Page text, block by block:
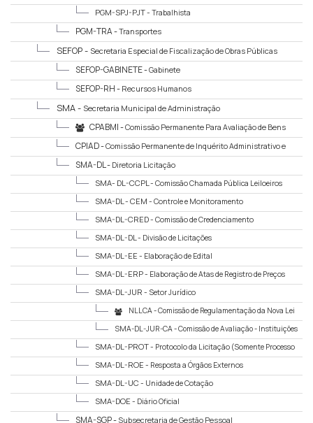
PGM-SPJ-PJT - Trabalhista
PGM-TRA -Transportes
SEFOP - Secretaria Especial de Fiscalização de Obras Públicas
SEFOP-GABINETE -Gabinete
SEFOP-RH - Recursos Humanos
SMA - Secretaria Municipal de Administração
CPABMI -Comissão Permanente Para Avaliação de Bens
Móveis e ImóveisCPIAD -Comissão Permanente de Inquérito Administrativo e
SMA-DL - Diretoria Licitação
SMA- DL-CCPL - Comissão Chamada Pública Leiloeiros
SMA-DL - CEM - Controle e Monitoramento
SMA-DL-CRED - Comissão de Credenciamento
SMA-DL-DL - Divisão de Licitações
SMA-DL-EE - Elaboração de Edital
SMA-DL-ERP - Elaboração de Atas de Registro de Preços
SMA-DL-JUR - Setor Jurídico
NLLCA -Comissão de Regulamentação da Nova Lei
de Licitações e Contratos Administrativos no Âmbito do Município de Teresópolis
SMA-DL-JUR-CA -Comissão de Avaliação - Instituições
SMA-DL-PROT - Protocolo da Licitação (Somente Processo
SMA-DL-ROE - Resposta a Órgãos Externos
SMA-DL-UC - Unidade de Cotação
SMA-DOE - Diário Oficial
SMA-SGP - Subsecretaria de Gestão Pessoal